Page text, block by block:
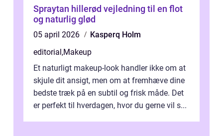
Spraytan hillerød vejledning til en flot
og naturlig glød
05 april 2026
Kasperq Holm
editorial,Makeup
Et naturligt makeup-look handler ikke om at
skjule dit ansigt, men om at fremhæve dine
bedste træk på en subtil og frisk måde. Det
er perfekt til hverdagen, hvor du gerne vil s...